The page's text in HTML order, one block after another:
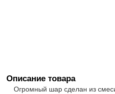
Описание товара
Огромный шар сделан из